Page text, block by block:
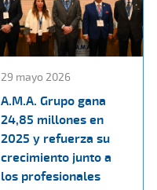
29 mayo 2026
A.M.A. Grupo gana
24,85 millones en
2025 y refuerza su
crecimiento junto a
los profesionales